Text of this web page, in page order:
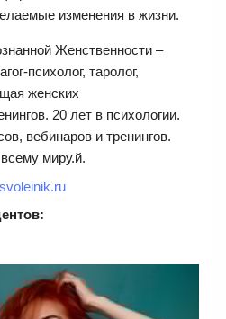
изменения в жизни.
Женственности –
психолог, таролог,
женских
20 лет в психологии.
вебинаров и тренингов.
миру.й.
svoleinik.ru